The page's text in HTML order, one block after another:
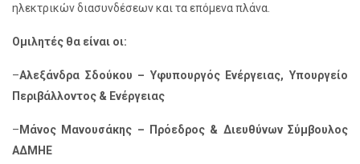
ηλεκτρικών διασυνδέσεων και τα επόμενα πλάνα.
Ομιλητές θα είναι οι:
–Αλεξάνδρα Σδούκου – Υφυπουργός Ενέργειας, Υπουργείο
Περιβάλλοντος & Ενέργειας
– Μάνος Μανουσάκης –
Πρόεδρος & Διευθύνων Σύμβουλος
ΑΔΜΗΕ